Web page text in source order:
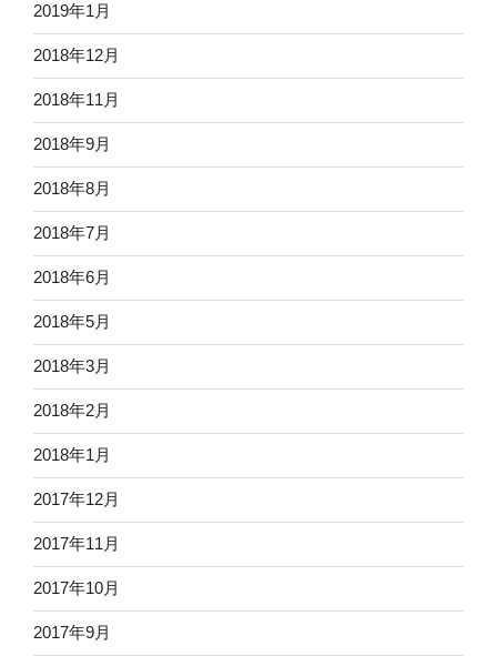
2019年1月
2018年12月
2018年11月
2018年9月
2018年8月
2018年7月
2018年6月
2018年5月
2018年3月
2018年2月
2018年1月
2017年12月
2017年11月
2017年10月
2017年9月